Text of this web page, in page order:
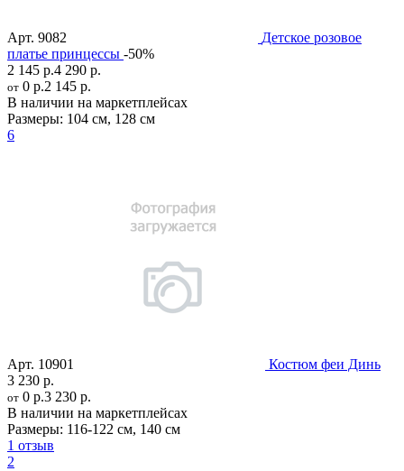
Арт. 9082
Детское розовое
платье принцессы -50%
2 145 р.4 290 р.
от 0 р.2 145 р.
В наличии на маркетплейсах
Размеры: 104 см, 128 см
6
Арт. 10901
Костюм феи Динь
3 230 р.
от 0 р.3 230 р.
В наличии на маркетплейсах
Размеры: 116-122 см, 140 см
1 отзыв
2